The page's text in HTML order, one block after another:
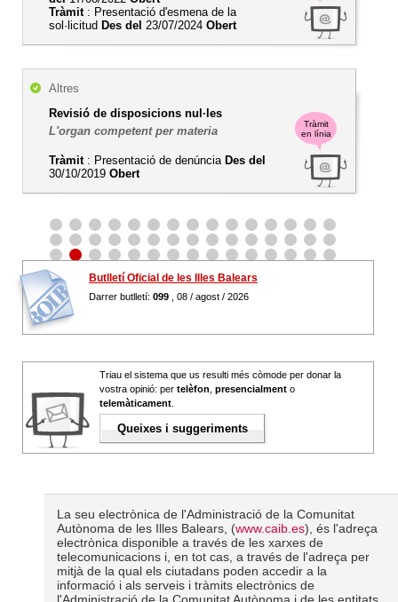
Tràmit: Presentació d'esmena de la
sol·licitud Des del 23/07/2024 Obert
Tràmit
en línia
Altres
Revisió de disposicions nul·les
L'organ competent per materia
Tràmit: Presentació de denúncia Des del
30/10/2019 Obert
Butlletí Oficial de les Illes Balears
Darrer butlletí: 099 , 08 / agost / 2026
Triau el sistema que us resulti més còmode per donar la
vostra opinió: per telèfon presencialment o
telemàticament
Queixes i suggeriments
La seu electrònica de l'Administració de la Comunitat
Autònoma de les Illes Balears, (www.caib.es), és l'adreça
electrònica disponible a través de les xarxes de
telecomunicacions i, en tot cas, a través de l'adreça per
mitjà de la qual els ciutadans poden accedir a la
informació i als serveis i tràmits electrònics de